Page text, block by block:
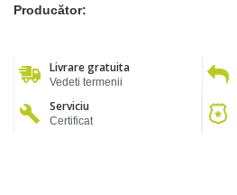
Producător:
Livrare gratuita
Vedeti termenii
Serviciu
Certificat